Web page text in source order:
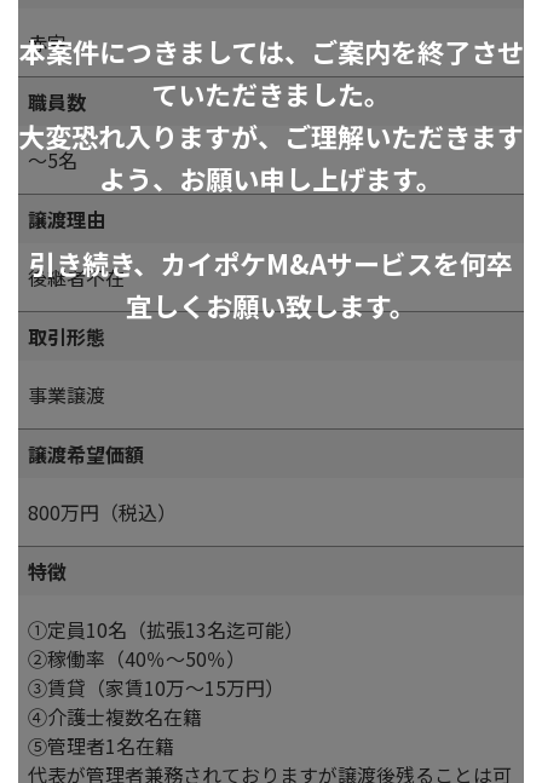
本案件につきましては、ご案内を終了させ
ていただきました。
大変恐れ入りますが、ご理解いただきます
よう、お願い申し上げます。
引き続き、カイポケM&Aサービスを何卒
宜しくお願い致します。
赤字
職員数
～5名
譲渡理由
後継者不在
取引形態
事業譲渡
譲渡希望価額
800万円（税込）
特徴
①定員10名（拡張13名迄可能）
②稼働率（40％～50％）
③賃貸（家賃10万～15万円）
④介護士複数名在籍
⑤管理者1名在籍
代表が管理者兼務されておりますが譲渡後残ることは可